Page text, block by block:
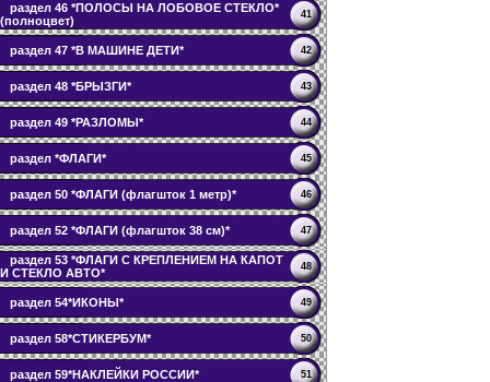
раздел 46 *ПОЛОСЫ НА ЛОБОВОЕ СТЕКЛО*
(полноцвет)
41
раздел 47 *В МАШИНЕ ДЕТИ* 42
раздел 48 *БРЫЗГИ* 43
раздел 49 *РАЗЛОМЫ* 44
раздел *ФЛАГИ* 45
раздел 50 *ФЛАГИ (флагшток 1 метр)* 46
раздел 52 *ФЛАГИ (флагшток 38 см)* 47
раздел 53 *ФЛАГИ С КРЕПЛЕНИЕМ НА КАПОТ
И СТЕКЛО АВТО*
48
раздел 54*ИКОНЫ* 49
раздел 58*СТИКЕРБУМ* 50
раздел 59*НАКЛЕЙКИ РОССИИ* 51